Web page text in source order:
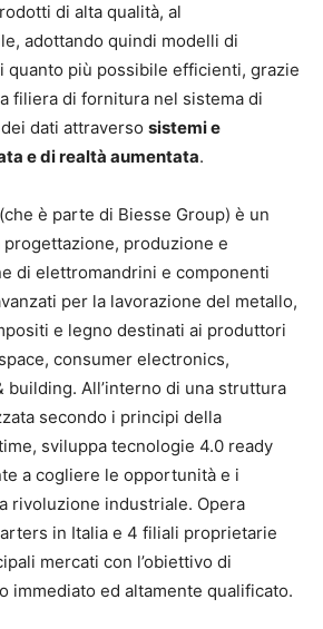
di alta qualità, al
adottando quindi modelli di
quanto più possibile efficienti, grazie
filiera di fornitura nel sistema di
dati attraverso sistemi e
e di realtà aumentata.
(che è parte di Biesse Group) è un
produzione e
di elettromandrini e componenti
per la lavorazione del metallo,
e legno destinati ai produttori
consumer electronics,
All’interno di una struttura
secondo i principi della
sviluppa tecnologie 4.0 ready
a cogliere le opportunità e i
rivoluzione industriale. Opera
in Italia e 4 filiali proprietarie
mercati con l’obiettivo di
immediato ed altamente qualificato.